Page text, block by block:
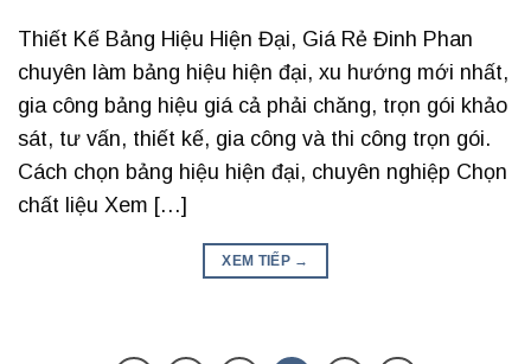
Thiết Kế Bảng Hiệu Hiện Đại, Giá Rẻ Đinh Phan
chuyên làm bảng hiệu hiện đại, xu hướng mới nhất,
gia công bảng hiệu giá cả phải chăng, trọn gói khảo
sát, tư vấn, thiết kế, gia công và thi công trọn gói.
Cách chọn bảng hiệu hiện đại, chuyên nghiệp Chọn
chất liệu Xem […]
XEM TIẾP →